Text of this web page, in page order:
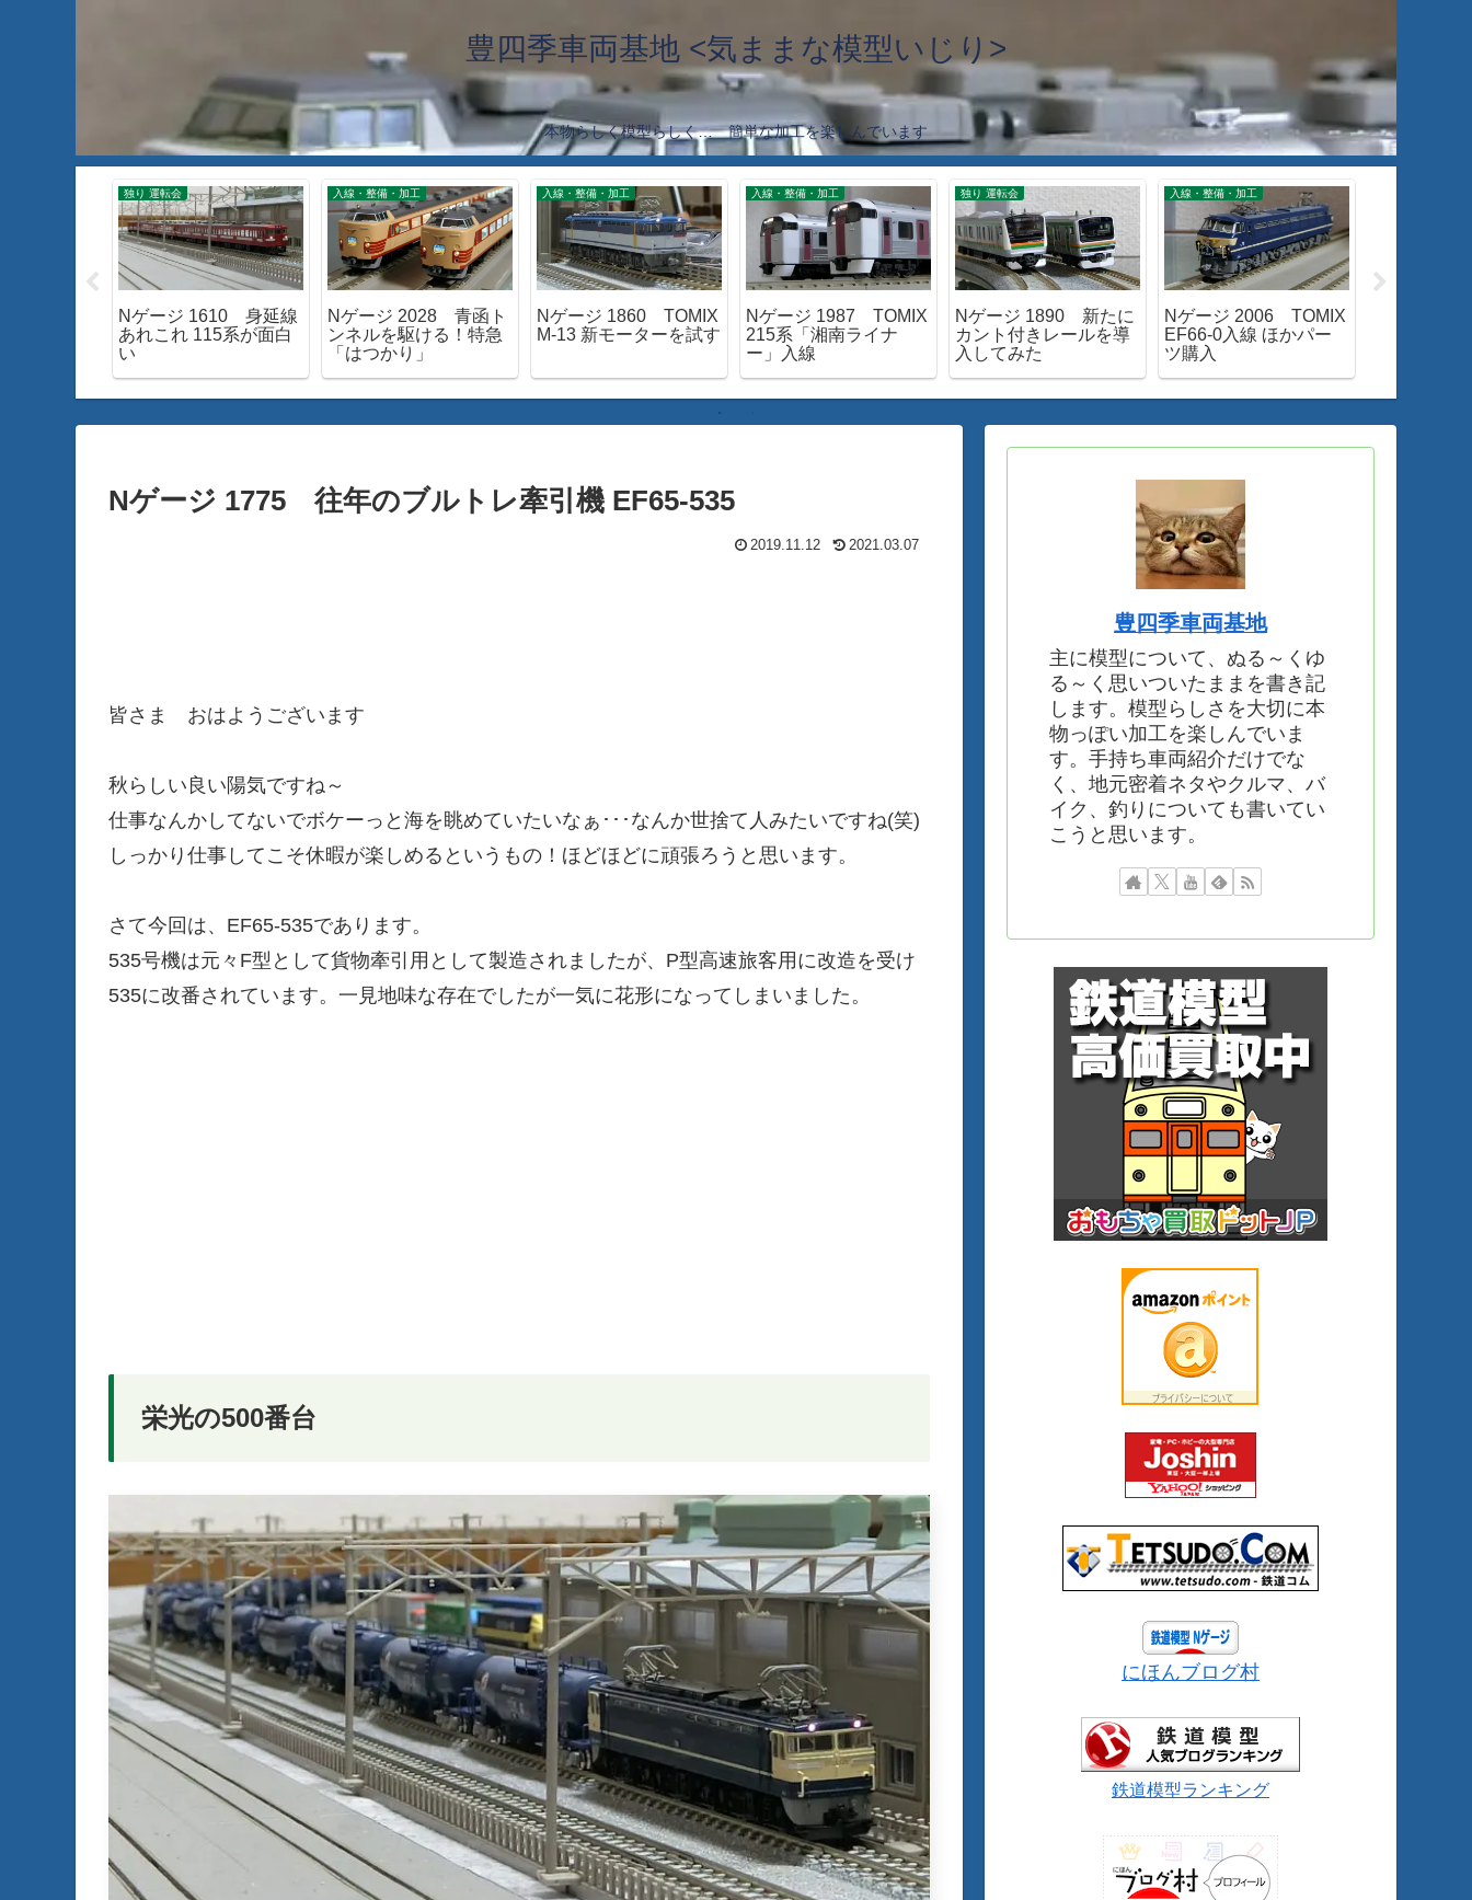
豊四季車両基地 <気ままな模型いじり>
本物らしく模型らしく… 簡単な加工を楽しんでいます
独り 運転会
Nゲージ 1610 身延線
あれこれ 115系が面白
い
入線・整備・加工
Nゲージ 2028 青函ト
ンネルを駆ける！特急
「はつかり」
入線・整備・加工
Nゲージ 1860 TOMIX
M-13 新モーターを試す
入線・整備・加工
Nゲージ 1987 TOMIX
215系「湘南ライナ
ー」入線
独り 運転会
Nゲージ 1890 新たに
カント付きレールを導
入してみた
入線・整備・加工
Nゲージ 2006 TOMIX
EF66-0入線 ほかパー
ツ購入
Nゲージ 1775 往年のブルトレ牽引機 EF65-535
2019.11.12 2021.03.07
皆さま おはようございます
秋らしい良い陽気ですね～
仕事なんかしてないでボケーっと海を眺めていたいなぁ･･･なんか世捨て人みたいですね(笑)
しっかり仕事してこそ休暇が楽しめるというもの！ほどほどに頑張ろうと思います。
さて今回は、EF65-535であります。
535号機は元々F型として貨物牽引用として製造されましたが、P型高速旅客用に改造を受け
535に改番されています。一見地味な存在でしたが一気に花形になってしまいました。
栄光の500番台
豊四季車両基地
主に模型について、ぬる～くゆ
る～く思いついたままを書き記
します。模型らしさを大切に本
物っぽい加工を楽しんでいま
す。手持ち車両紹介だけでな
く、地元密着ネタやクルマ、バ
イク、釣りについても書いてい
こうと思います。
にほんブログ村
鉄道模型ランキング